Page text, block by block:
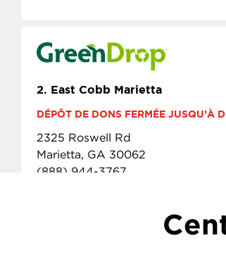
2. East Cobb Marietta
DÉPÔT DE DONS FERMÉE JUSQU’À
2325 Roswell Rd
Marietta, GA 30062
(888) 944-3767
DÉTAILS SUR LE DÉPÔT DE